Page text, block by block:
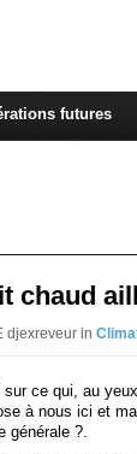
futures
chaud
djexreveur in
ce qui, au
à nous ici et
générale ?.